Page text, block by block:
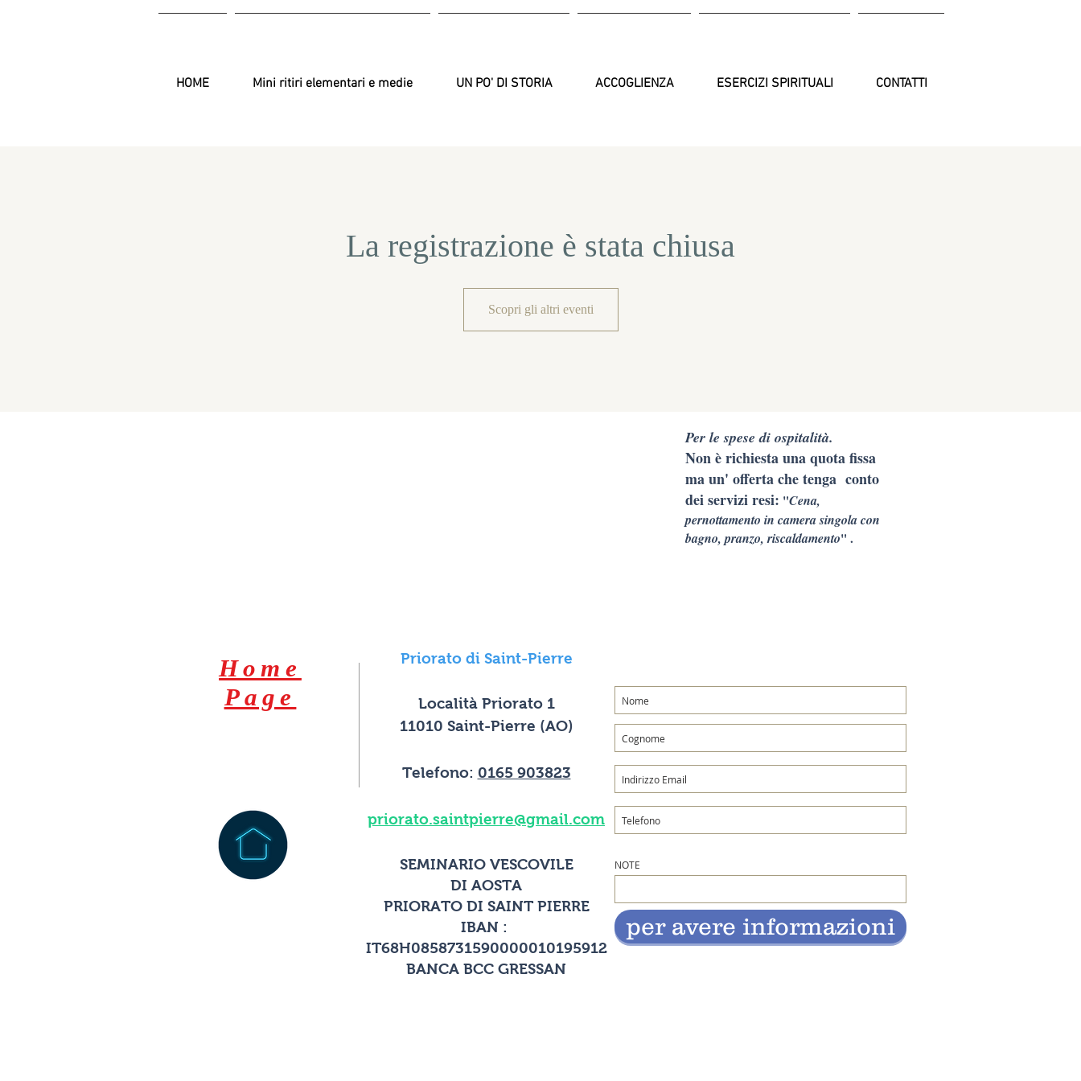
HOME Mini ritiri elementari e medie UN PO' DI STORIA ACCOGLIENZA ESERCIZI SPIRITUALI CONTATTI
La registrazione è stata chiusa
Scopri gli altri eventi
Per le spese di ospitalità.
Non è richiesta una quota fissa
ma un' offerta che tenga conto
dei servizi resi: "Cena,
pernottamento in camera singola con
bagno, pranzo, riscaldamento" .
Home
Page
Priorato di Saint-Pierre
Località Priorato 1
11010 Saint-Pierre (AO)
Telefono: 0165 903823
priorato.saintpierre@gmail.com
SEMINARIO VESCOVILE
DI AOSTA
PRIORATO DI SAINT PIERRE
IBAN :
IT68H0858731590000010195912
BANCA BCC GRESSAN
NOTE
per avere informazioni